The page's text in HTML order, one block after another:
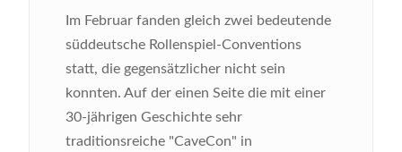
Im Februar fanden gleich zwei bedeutende
süddeutsche Rollenspiel-Conventions
statt, die gegensätzlicher nicht sein
konnten. Auf der einen Seite die mit einer
30-jährigen Geschichte sehr
traditionsreiche "CaveCon" in